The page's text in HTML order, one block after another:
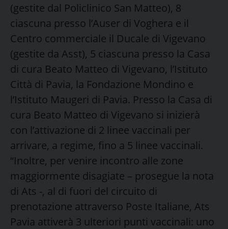
(gestite dal Policlinico San Matteo), 8
ciascuna presso l’Auser di Voghera e il
Centro commerciale il Ducale di Vigevano
(gestite da Asst), 5 ciascuna presso la Casa
di cura Beato Matteo di Vigevano, l’Istituto
Città di Pavia, la Fondazione Mondino e
l’Istituto Maugeri di Pavia. Presso la Casa di
cura Beato Matteo di Vigevano si inizierà
con l’attivazione di 2 linee vaccinali per
arrivare, a regime, fino a 5 linee vaccinali.
“Inoltre, per venire incontro alle zone
maggiormente disagiate – prosegue la nota
di Ats -, al di fuori del circuito di
prenotazione attraverso Poste Italiane, Ats
Pavia attiverà 3 ulteriori punti vaccinali: uno